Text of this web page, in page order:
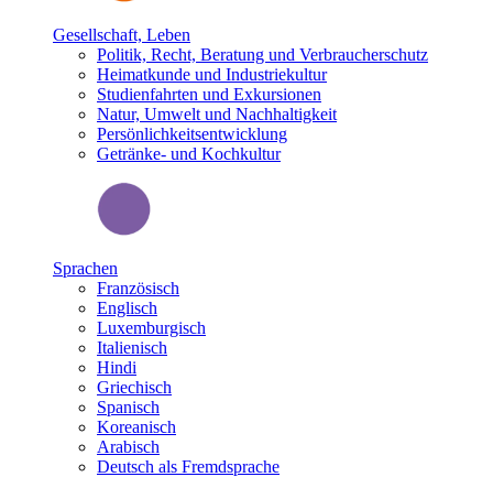
Gesellschaft, Leben
Politik, Recht, Beratung und Verbraucherschutz
Heimatkunde und Industriekultur
Studienfahrten und Exkursionen
Natur, Umwelt und Nachhaltigkeit
Persönlichkeitsentwicklung
Getränke- und Kochkultur
Sprachen
Französisch
Englisch
Luxemburgisch
Italienisch
Hindi
Griechisch
Spanisch
Koreanisch
Arabisch
Deutsch als Fremdsprache